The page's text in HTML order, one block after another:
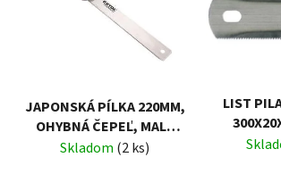
JAPONSKÁ PÍLKA 220MM,
OHYBNÁ ČEPEĽ, MALÉ
ZUBY 17TPI
Skladom (2 ks)
LIST